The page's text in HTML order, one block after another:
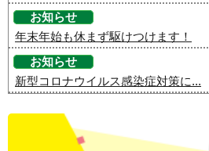
お知らせ
年末年始も休まず駆けつけます！
お知らせ
新型コロナウイルス感染症対策に...